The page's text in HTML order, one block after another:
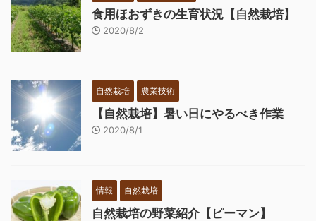
食用ほおずきの生育状況【自然栽培】
2020/8/2
自然栽培 農業技術
【自然栽培】暑い日にやるべき作業
2020/8/1
情報 自然栽培
自然栽培の野菜紹介【ピーマン】